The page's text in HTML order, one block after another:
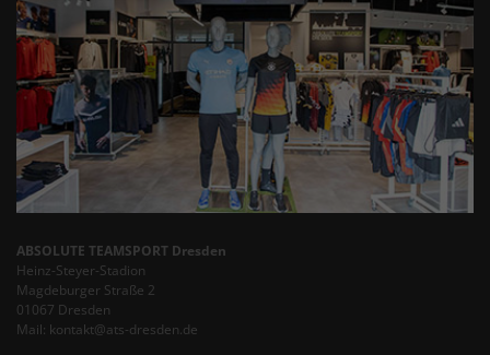
ABSOLUTE TEAMSPORT Dresden
Heinz-Steyer-Stadion
Magdeburger Straße 2
01067 Dresden
Mail: kontakt@ats-dresden.de